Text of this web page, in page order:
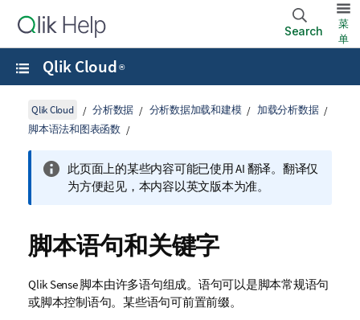
Search
菜
单
Qlik Cloud ®
Qlik Cloud 分析数据 分析数据加载和建模
加载分析数据
脚本语法和图表函数
此页面上的某些内容可能已使用 AI 翻译。翻译仅
为方便起见，本内容以英文版本为准。
脚本语句和关键字
Qlik Sense脚本由许多语句组成。语句可以是脚本常规语句
或脚本控制语句。某些语句可前置前缀。